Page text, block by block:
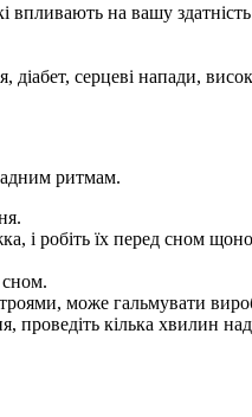
на вашу
серцеві напади,
ритмам.
і робіть їх перед сном
сном.
може гальмувати
проведіть кілька хвилин